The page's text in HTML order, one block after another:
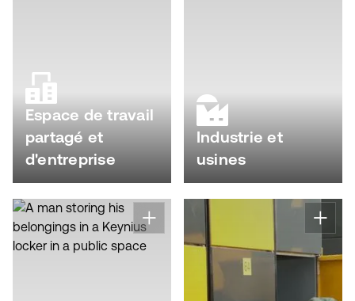
Espace de travail
partagé et
d'entreprise
Industrie et
usines